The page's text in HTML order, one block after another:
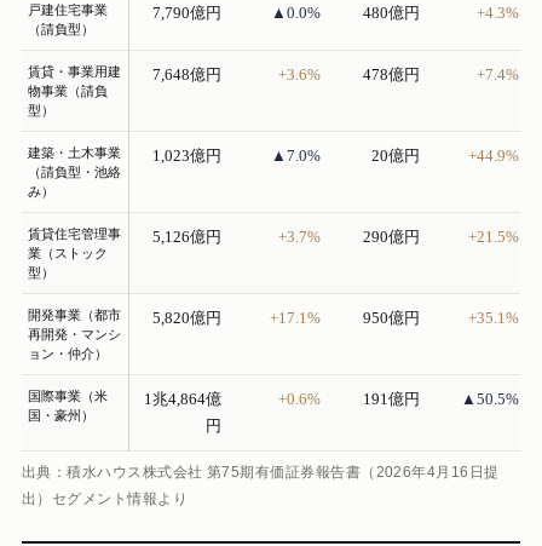
戸建住宅事業
（請負型）
7,790億円 ▲0.0% 480億円 +4.3%
賃貸・事業用建
物事業（請負
型）
7,648億円 +3.6% 478億円 +7.4%
建築・土木事業
（請負型・池絡
み）
1,023億円 ▲7.0% 20億円 +44.9%
賃貸住宅管理事
業（ストック
型）
5,126億円 +3.7% 290億円 +21.5%
開発事業（都市
再開発・マンシ
ョン・仲介）
5,820億円 +17.1% 950億円 +35.1%
国際事業（米
国・豪州）
1兆4,864億
円
+0.6% 191億円 ▲50.5%
出典：積水ハウス株式会社 第75期有価証券報告書（2026年4月16日提
出）セグメント情報より